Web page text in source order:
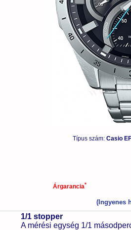
Típus szám: Casio
Árgarancia*
(Ingyenes
1/1 stopper
A mérési egység 1/1